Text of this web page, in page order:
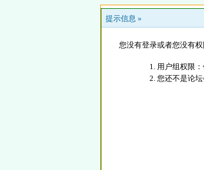
提示信息 »
您没有登录或者您没有
用户组权限
您还不是论